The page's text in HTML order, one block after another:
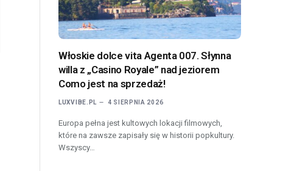
Włoskie dolce vita Agenta 007. Słynna
willa z „Casino Royale” nad jeziorem
Como jest na sprzedaż!
LUXVIBE.PL 4 SIERPNIA 2026
Europa pełna jest kultowych lokacji filmowych,
które na zawsze zapisały się w historii popkultury.
Wszyscy…